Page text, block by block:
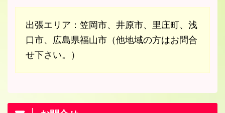
出張エリア：笠岡市、井原市、里庄町、浅
口市、広島県福山市（他地域の方はお問合
せ下さい。）